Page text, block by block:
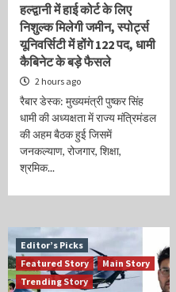
हल्द्वानी में हाई कोर्ट के लिए
निशुल्क मिलेगी जमीन, स्पोर्ट्स
यूनिवर्सिटी में होंगे 122 पद, धामी
कैबिनेट के बड़े फैसले
2 hours ago
रैबार डेस्क: मुख्यमंत्री पुष्कर सिंह
धामी की अध्यक्षता में राज्य मंत्रिमंडल
की अहम बैठक हुई जिसमें
जनकल्याण, रोजगार, शिक्षा,
श्रमिक...
Editor’s Picks
Featured Story
Main Story
Trending Story